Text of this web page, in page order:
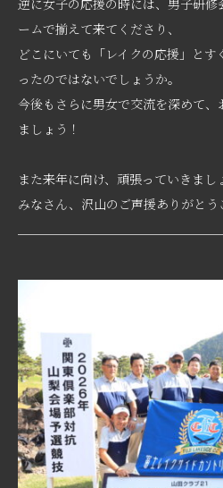
逆に女子の応援の時には、男子研修
ームで揃えて来てくださり、
どこにいても「レイクの応援」と
ったのではないでしょうか。
今後もさらに男女で交流を深めて
ましょう！
また来年に向け、頑張っていきま
みなさん、沢山のご声援ありがとう